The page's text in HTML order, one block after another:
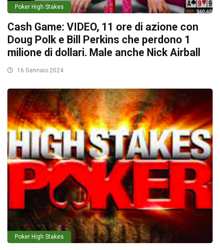
Poker High Stakes
Cash Game: VIDEO, 11 ore di azione con
Doug Polk e Bill Perkins che perdono 1
milione di dollari. Male anche Nick Airball
16 Gennaio 2024
Poker High Stakes